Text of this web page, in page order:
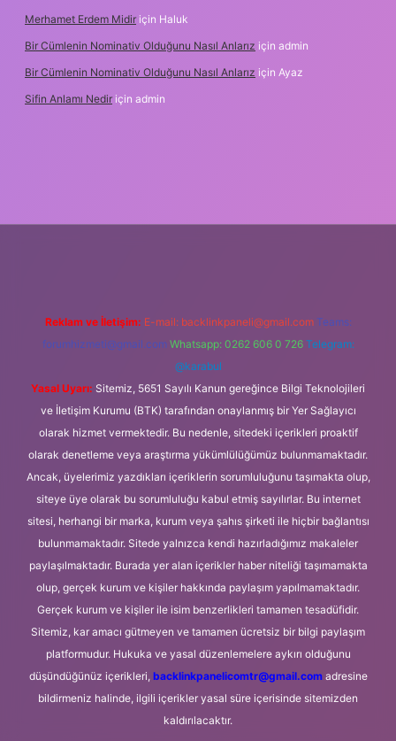
Merhamet Erdem Midir için Haluk
Bir Cümlenin Nominativ Olduğunu Nasıl Anlarız için admin
Bir Cümlenin Nominativ Olduğunu Nasıl Anlarız için Ayaz
Sifin Anlamı Nedir için admin
Reklam ve İletişim: E-mail: backlinkpaneli@gmail.com Teams:
forumhizmeti@gmail.com Whatsapp: 0262 606 0 726 Telegram:
@karabul
Yasal Uyarı: Sitemiz, 5651 Sayılı Kanun gereğince Bilgi Teknolojileri
ve İletişim Kurumu (BTK) tarafından onaylanmış bir Yer Sağlayıcı
olarak hizmet vermektedir. Bu nedenle, sitedeki içerikleri proaktif
olarak denetleme veya araştırma yükümlülüğümüz bulunmamaktadır.
Ancak, üyelerimiz yazdıkları içeriklerin sorumluluğunu taşımakta olup,
siteye üye olarak bu sorumluluğu kabul etmiş sayılırlar. Bu internet
sitesi, herhangi bir marka, kurum veya şahıs şirketi ile hiçbir bağlantısı
bulunmamaktadır. Sitede yalnızca kendi hazırladığımız makaleler
paylaşılmaktadır. Burada yer alan içerikler haber niteliği taşımamakta
olup, gerçek kurum ve kişiler hakkında paylaşım yapılmamaktadır.
Gerçek kurum ve kişiler ile isim benzerlikleri tamamen tesadüfidir.
Sitemiz, kar amacı gütmeyen ve tamamen ücretsiz bir bilgi paylaşım
platformudur. Hukuka ve yasal düzenlemelere aykırı olduğunu
düşündüğünüz içerikleri, backlinkpanelicomtr@gmail.comadresine
bildirmeniz halinde, ilgili içerikler yasal süre içerisinde sitemizden
kaldırılacaktır.